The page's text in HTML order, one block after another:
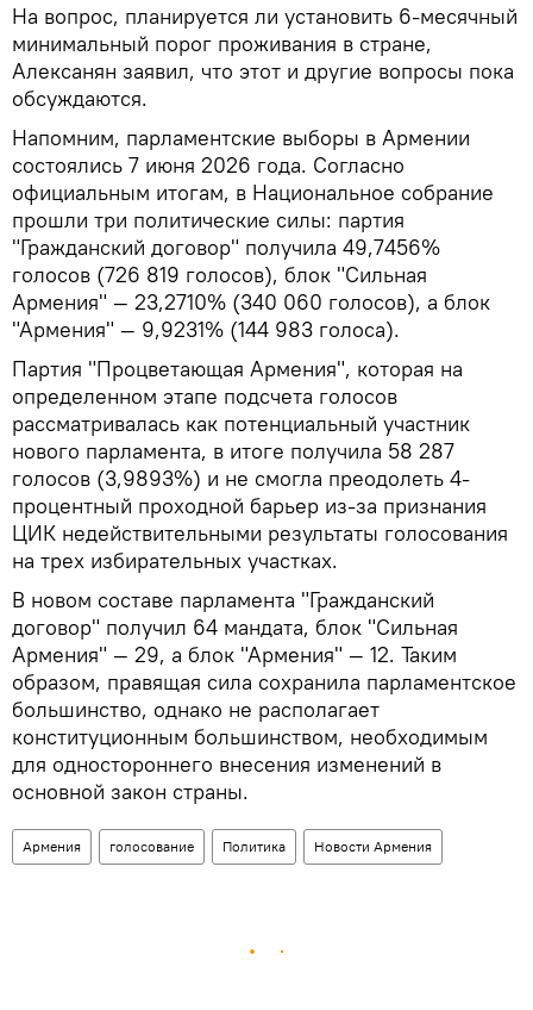
На вопрос, планируется ли установить 6-месячный
минимальный порог проживания в стране,
Алексанян заявил, что этот и другие вопросы пока
обсуждаются.
Напомним, парламентские выборы в Армении
состоялись 7 июня 2026 года. Согласно
официальным итогам, в Национальное собрание
прошли три политические силы: партия
"Гражданский договор" получила 49,7456%
голосов (726 819 голосов), блок "Сильная
Армения" — 23,2710% (340 060 голосов), а блок
"Армения" — 9,9231% (144 983 голоса).
Партия "Процветающая Армения", которая на
определенном этапе подсчета голосов
рассматривалась как потенциальный участник
нового парламента, в итоге получила 58 287
голосов (3,9893%) и не смогла преодолеть 4-
процентный проходной барьер из-за признания
ЦИК недействительными результаты голосования
на трех избирательных участках.
В новом составе парламента "Гражданский
договор" получил 64 мандата, блок "Сильная
Армения" — 29, а блок "Армения" — 12. Таким
образом, правящая сила сохранила парламентское
большинство, однако не располагает
конституционным большинством, необходимым
для одностороннего внесения изменений в
основной закон страны.
Армения голосование Политика Новости Армения